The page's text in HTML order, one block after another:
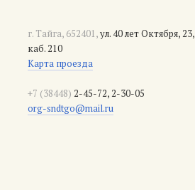
г. Тайга, 652401,ул. 40 лет Октября, 23,
каб. 210
Карта проезда
+7 (38448) 2-45-72, 2-30-05
org-sndtgo@mail.ru